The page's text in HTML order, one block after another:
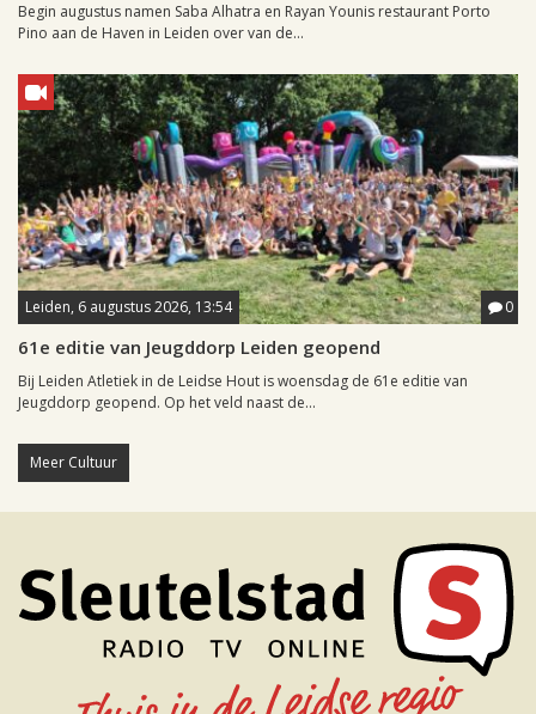
Begin augustus namen Saba Alhatra en Rayan Younis restaurant Porto
Pino aan de Haven in Leiden over van de...
Leiden, 6 augustus 2026, 13:54 0
61e editie van Jeugddorp Leiden geopend
Bij Leiden Atletiek in de Leidse Hout is woensdag de 61e editie van
Jeugddorp geopend. Op het veld naast de...
Meer Cultuur